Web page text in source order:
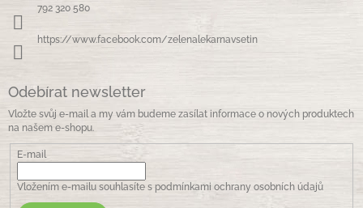
792 320 580
https://www.facebook.com/zelenalekarnavsetin
Odebírat newsletter
Vložte svůj e-mail a my vám budeme zasílat informace o nových produktech
na našem e-shopu.
E-mail
Vložením e-mailu souhlasíte s podmínkami ochrany osobních údajů